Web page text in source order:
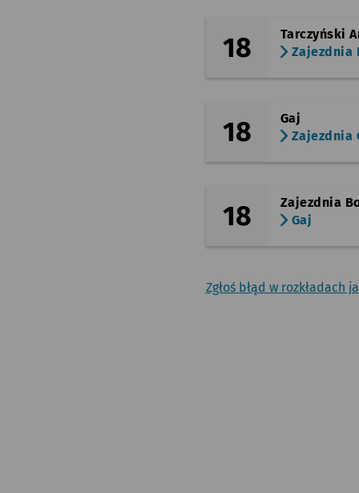
18
Tarczyński
Zajezdnia
18
Gaj
Zajezdnia
18
Zajezdnia
Gaj
Zgłoś błąd w rozkładach